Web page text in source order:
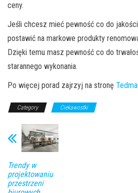
ceny.
Jeśli chcesz mieć pewność co do
postawić na markowe produkty
Dzięki temu masz pewność co do
starannego wykonania.
Po więcej porad zajrzyj na stronę
Category Ciekawostki
Trendy w
projektowaniu
przestrzeni